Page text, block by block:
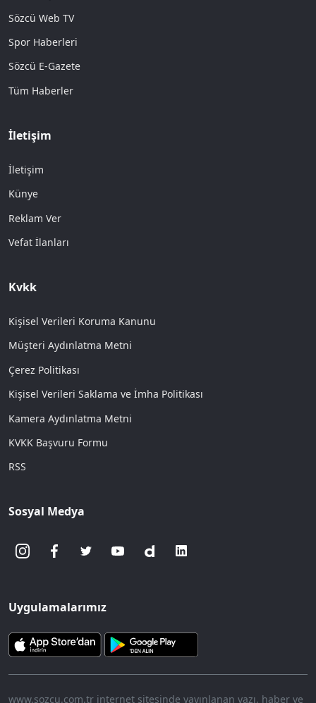
Sözcü Web TV
Spor Haberleri
Sözcü E-Gazete
Tüm Haberler
İletişim
İletişim
Künye
Reklam Ver
Vefat İlanları
Kvkk
Kişisel Verileri Koruma Kanunu
Müşteri Aydınlatma Metni
Çerez Politikası
Kişisel Verileri Saklama ve İmha Politikası
Kamera Aydınlatma Metni
KVKK Başvuru Formu
RSS
Sosyal Medya
Uygulamalarımız
www.sozcu.com.tr internet sitesinde yayınlanan yazı, haber ve